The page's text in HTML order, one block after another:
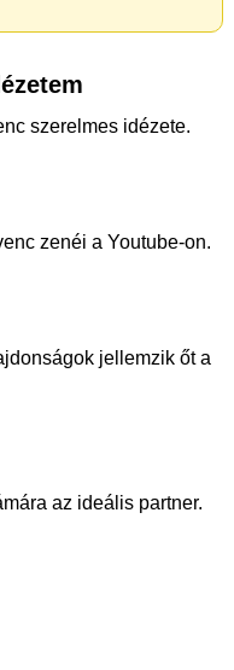
szerelmes idézete.
zenéi a Youtube-on.
jellemzik őt a
az ideális partner.